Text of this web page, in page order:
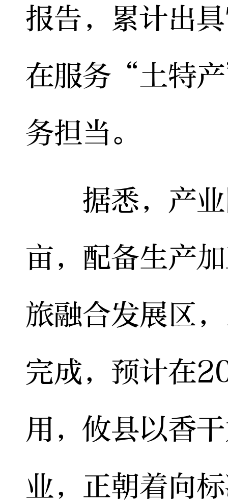
报告，累计出
在服务“土特
务担当。
据悉，产业
亩，配备生产
旅融合发展区
完成，预计在
用，攸县以香
业，正朝着向